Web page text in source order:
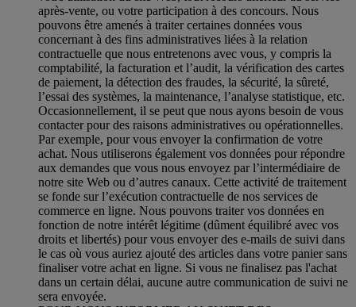
après-vente, ou votre participation à des concours. Nous
pouvons être amenés à traiter certaines données vous
concernant à des fins administratives liées à la relation
contractuelle que nous entretenons avec vous, y compris la
comptabilité, la facturation et l’audit, la vérification des cartes
de paiement, la détection des fraudes, la sécurité, la sûreté,
l’essai des systèmes, la maintenance, l’analyse statistique, etc.
Occasionnellement, il se peut que nous ayons besoin de vous
contacter pour des raisons administratives ou opérationnelles.
Par exemple, pour vous envoyer la confirmation de votre
achat. Nous utiliserons également vos données pour répondre
aux demandes que vous nous envoyez par l’intermédiaire de
notre site Web ou d’autres canaux. Cette activité de traitement
se fonde sur l’exécution contractuelle de nos services de
commerce en ligne. Nous pouvons traiter vos données en
fonction de notre intérêt légitime (dûment équilibré avec vos
droits et libertés) pour vous envoyer des e-mails de suivi dans
le cas où vous auriez ajouté des articles dans votre panier sans
finaliser votre achat en ligne. Si vous ne finalisez pas l'achat
dans un certain délai, aucune autre communication de suivi ne
sera envoyée.